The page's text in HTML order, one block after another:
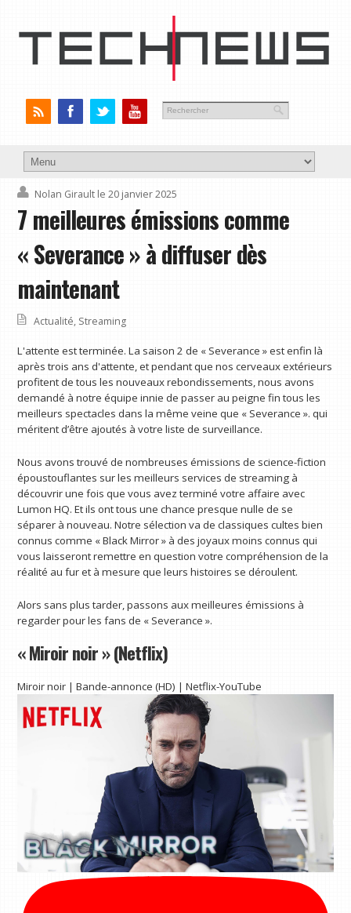
Nolan Girault le 20 janvier 2025
7 meilleures émissions comme
« Severance » à diffuser dès
maintenant
Actualité, Streaming
L'attente est terminée. La saison 2 de « Severance » est enfin là
après trois ans d'attente, et pendant que nos cerveaux extérieurs
profitent de tous les nouveaux rebondissements, nous avons
demandé à notre équipe innie de passer au peigne fin tous les
meilleurs spectacles dans la même veine que « Severance ». qui
méritent d’être ajoutés à votre liste de surveillance.
Nous avons trouvé de nombreuses émissions de science-fiction
époustouflantes sur les meilleurs services de streaming à
découvrir une fois que vous avez terminé votre affaire avec
Lumon HQ. Et ils ont tous une chance presque nulle de se
séparer à nouveau. Notre sélection va de classiques cultes bien
connus comme « Black Mirror » à des joyaux moins connus qui
vous laisseront remettre en question votre compréhension de la
réalité au fur et à mesure que leurs histoires se déroulent.
Alors sans plus tarder, passons aux meilleures émissions à
regarder pour les fans de « Severance ».
« Miroir noir » (Netflix)
Miroir noir | Bande-annonce (HD) | Netflix-YouTube